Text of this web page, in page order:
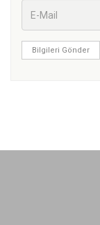
Bilgileri Gönder